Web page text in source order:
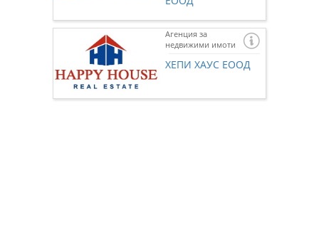
Агенция за
недвижими имоти
ХЕПИ ХАУС ЕООД